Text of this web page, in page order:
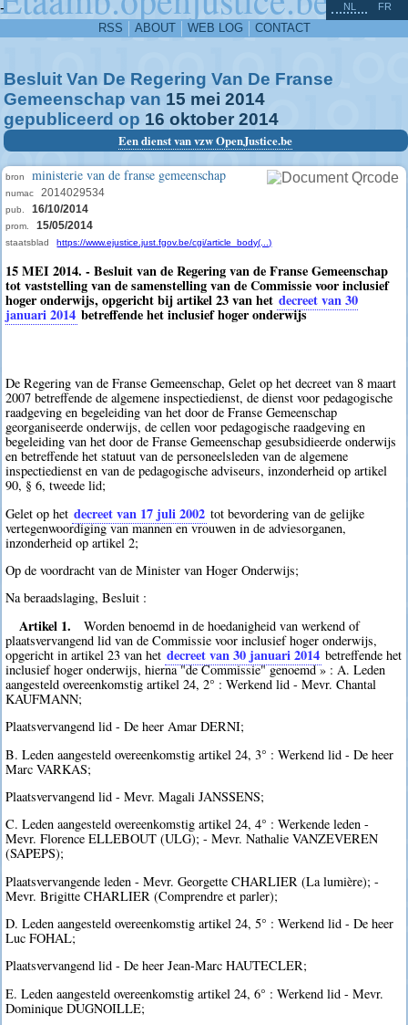
-
RSS ABOUT WEB LOG CONTACT
NL FR
Besluit Van De Regering Van De Franse
Gemeenschap van 15 mei 2014
gepubliceerd op 16 oktober 2014
Een dienst van vzw OpenJustice.be
bron ministerie van de franse gemeenschap
numac 2014029534
pub. 16/10/2014
prom. 15/05/2014
staatsblad https://www.ejustice.just.fgov.be/cgi/article_body(...)
15 MEI 2014. - Besluit van de Regering van de Franse Gemeenschap
tot vaststelling van de samenstelling van de Commissie voor inclusief
hoger onderwijs, opgericht bij artikel 23 van het decreet van 30
januari 2014 betreffende het inclusief hoger onderwijs
De Regering van de Franse Gemeenschap, Gelet op het decreet van 8 maart
2007 betreffende de algemene inspectiedienst, de dienst voor pedagogische
raadgeving en begeleiding van het door de Franse Gemeenschap
georganiseerde onderwijs, de cellen voor pedagogische raadgeving en
begeleiding van het door de Franse Gemeenschap gesubsidieerde onderwijs
en betreffende het statuut van de personeelsleden van de algemene
inspectiedienst en van de pedagogische adviseurs, inzonderheid op artikel
90, § 6, tweede lid;
Gelet op het decreet van 17 juli 2002 tot bevordering van de gelijke
vertegenwoordiging van mannen en vrouwen in de adviesorganen,
inzonderheid op artikel 2;
Op de voordracht van de Minister van Hoger Onderwijs;
Na beraadslaging, Besluit :
Artikel 1.
Worden benoemd in de hoedanigheid van werkend of
plaatsvervangend lid van de Commissie voor inclusief hoger onderwijs,
opgericht in artikel 23 van het decreet van 30 januari 2014 betreffende het
inclusief hoger onderwijs, hierna "de Commissie" genoemd » : A. Leden
aangesteld overeenkomstig artikel 24, 2° : Werkend lid - Mevr. Chantal
KAUFMANN;
Plaatsvervangend lid - De heer Amar DERNI;
B. Leden aangesteld overeenkomstig artikel 24, 3° : Werkend lid - De heer
Marc VARKAS;
Plaatsvervangend lid - Mevr. Magali JANSSENS;
C. Leden aangesteld overeenkomstig artikel 24, 4° : Werkende leden -
Mevr. Florence ELLEBOUT (ULG); - Mevr. Nathalie VANZEVEREN
(SAPEPS);
Plaatsvervangende leden - Mevr. Georgette CHARLIER (La lumière); -
Mevr. Brigitte CHARLIER (Comprendre et parler);
D. Leden aangesteld overeenkomstig artikel 24, 5° : Werkend lid - De heer
Luc FOHAL;
Plaatsvervangend lid - De heer Jean-Marc HAUTECLER;
E. Leden aangesteld overeenkomstig artikel 24, 6° : Werkend lid - Mevr.
Dominique DUGNOILLE;
^